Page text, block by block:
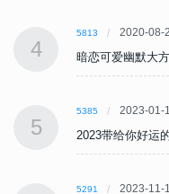
4
5813 2020-08-
暗恋可爱幽默大
5
5385 2023-01-
2023带给你好运
5291 2023-11-